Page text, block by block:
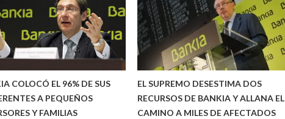
COLOCÓ EL 96% DE SUS
A PEQUEÑOS
Y FAMILIAS
EL SUPREMO DESESTIMA DOS
RECURSOS DE BANKIA Y ALLANA EL
CAMINO A MILES DE AFECTADOS